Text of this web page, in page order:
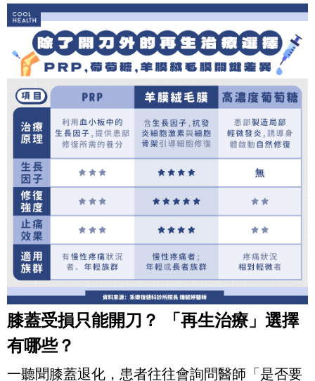
膝蓋受損只能開刀？ 「再生治療」選擇
有哪些？
一聽聞膝蓋退化，患者往往會詢問醫師「是否要